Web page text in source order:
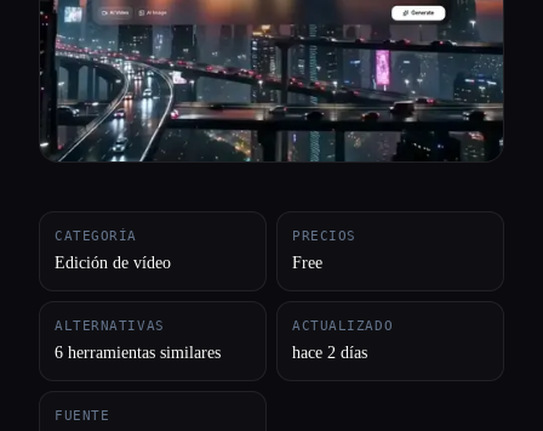
CATEGORÍA
Edición de vídeo
PRECIOS
Free
ALTERNATIVAS
6 herramientas similares
ACTUALIZADO
hace 2 días
FUENTE